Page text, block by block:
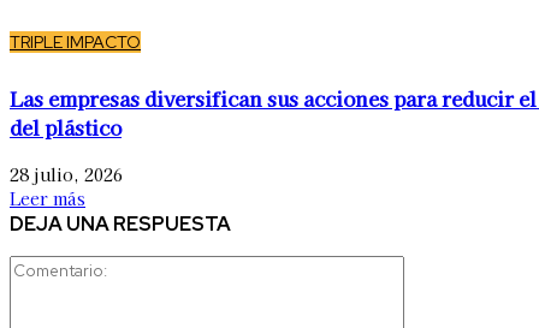
TRIPLE IMPACTO
Las empresas diversifican sus acciones para reducir
del plástico
28 julio, 2026
Leer más
DEJA UNA RESPUESTA